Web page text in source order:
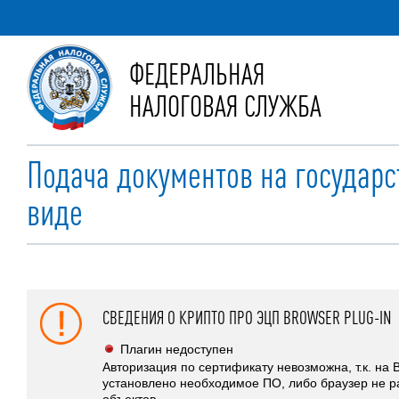
ФЕДЕРАЛЬНАЯ
НАЛОГОВАЯ СЛУЖБА
Подача документов на
виде
СВЕДЕНИЯ О КРИПТО ПРО ЭЦП BROWSER PLUG-IN
Плагин недоступен
Авторизация по сертификату невозможна, т.к.
установлено необходимое ПО, либо браузер не